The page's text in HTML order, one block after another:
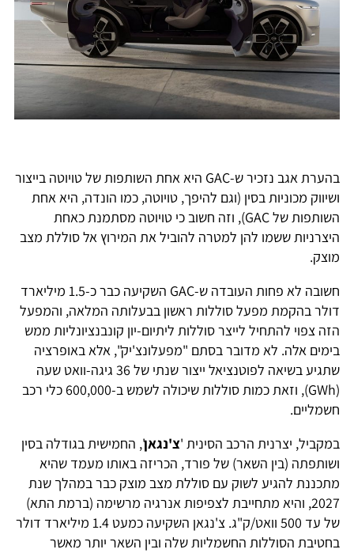
בהערת אגב נזכיר ש-GAC היא אחת השותפות של טויוטה בייצור
ושיווק מכוניות בסין (וגם להיפך, טויוטה, כמו הונדה, היא אחת
השותפות של GAC), וזה חשוב כי טויוטה מסתמנת כאחת
היצרניות ששמו להן למטרה להוביל את המירוץ אל סוללת מצב
מוצק.
חשובה לא פחות העובדה ש-GAC השקיעה כבר כ-1.5 מיליארד
דולר בהקמת מפעל סוללות ראשון בבעלותה המלאה, והמפעל
הזה צפוי להתחיל לייצר סוללות ליתיום-יון קונבנציונליות ממש
בימים אלה. לא מדובר בסתם "מפעלונצ'יק", אלא באופרציה
שתגיע בשיאה לפוטנציאל ייצור שנתי של 36 גיגה-וואט שעה
(GWh), וזאת כמות סוללות שיכולה לשמש ב-600,000 כלי רכב
חשמליים.
במקביל, יצרנית הרכב הסינית 'צ'נגאן', החמישית בגודלה בסין
ושותפתה (בין השאר) של פורד, הכריזה באותו מעמד שהיא
מתכננת להגיע לשוק עם סוללת מצב מוצק כבר במהלך שנת
2027, והיא מתחייבת לצפיפות אנרגיה מרשימה (ברמת התא)
של עד 500 וואט/ק"ג. צ'נגאן השקיעה כמעט 1.4 מיליארד דולר
בחטיבת הסוללות החשמליות שלה ובין השאר יותר מאשר